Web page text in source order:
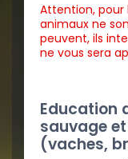
Attention, pour
animaux ne
peuvent, ils
ne vous sera
Education
sauvage
(vaches,